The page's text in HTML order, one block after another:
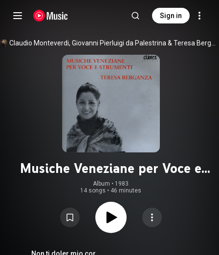
Sign in
Claudio Monteverdi, Giovanni Pierluigi da Palestrina &
Musiche Veneziane per Voce e
Strumenti
Album • 1983
14 songs • 46 minutes